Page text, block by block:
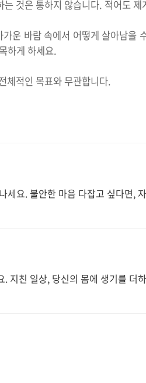
것은 통하지 않습니다. 적어도 제
운 바람 속에서 어떻게 살아남을
하게 하세요.
체적인 목표와 무관합니다.
요. 불안한 마음 다잡고 싶다면,
지친 일상, 당신의 몸에 생기를 더